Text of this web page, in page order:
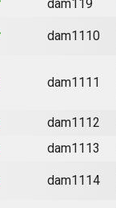
dam119
dam1110
dam1111
dam1112
dam1113
dam1114